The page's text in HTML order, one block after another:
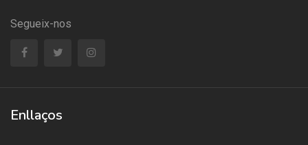
Segueix-nos
Enllaços